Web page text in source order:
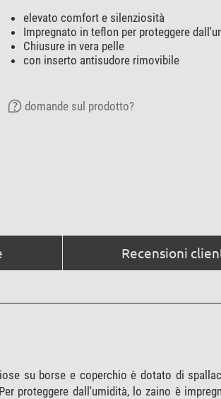
elevato comfort e silenziosità
Impregnato in teflon per proteggere
Chiusure in vera pelle
con inserto antisudore rimovibile
domande sul prodotto?
Recensioni
su borse e coperchio è dotato di
proteggere dall'umidità, lo zaino è